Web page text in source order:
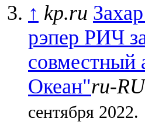
↑ kp.ru
рэпер РИЧ
совместный
Океан"ru-RU
сентября 2022.